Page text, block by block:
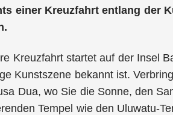
einer Kreuzfahrt entlang der
Kreuzfahrt startet auf der Insel
Kunstszene bekannt ist.
Dua, wo Sie die Sonne, den
Tempel wie den Uluwatu-